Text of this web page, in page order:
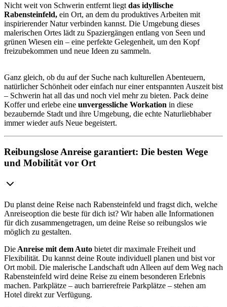
Nicht weit von Schwerin entfernt liegt das idyllische
Rabensteinfeld, ein Ort, an dem du produktives Arbeiten mit
inspirierender Natur verbinden kannst. Die Umgebung dieses
malerischen Ortes lädt zu Spaziergängen entlang von Seen und
grünen Wiesen ein – eine perfekte Gelegenheit, um den Kopf
freizubekommen und neue Ideen zu sammeln.
Ganz gleich, ob du auf der Suche nach kulturellen Abenteuern,
natürlicher Schönheit oder einfach nur einer entspannten Auszeit bist
– Schwerin hat all das und noch viel mehr zu bieten. Pack deine
Koffer und erlebe eine unvergessliche Workation in diese
bezaubernde Stadt und ihre Umgebung, die echte Naturliebhaber
immer wieder aufs Neue begeistert.
Reibungslose Anreise garantiert: Die besten Wege
und Mobilität vor Ort
Du planst deine Reise nach Rabensteinfeld und fragst dich, welche
Anreiseoption die beste für dich ist? Wir haben alle Informationen
für dich zusammengetragen, um deine Reise so reibungslos wie
möglich zu gestalten.
Die Anreise mit dem Auto bietet dir maximale Freiheit und
Flexibilität. Du kannst deine Route individuell planen und bist vor
Ort mobil. Die malerische Landschaft udn Alleen auf dem Weg nach
Rabensteinfeld wird deine Reise zu einem besonderen Erlebnis
machen. Parkplätze – auch barrierefreie Parkplätze – stehen am
Hotel direkt zur Verfügung.